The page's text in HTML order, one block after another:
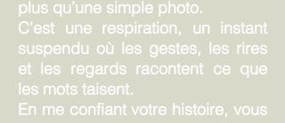
plus qu’une simple photo.
C’est une respiration, un instant
suspendu où les gestes, les rires
et les regards racontent ce que
les mots taisent.
En me confiant votre histoire, vous